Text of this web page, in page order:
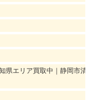
県エリア買取中｜静岡市清